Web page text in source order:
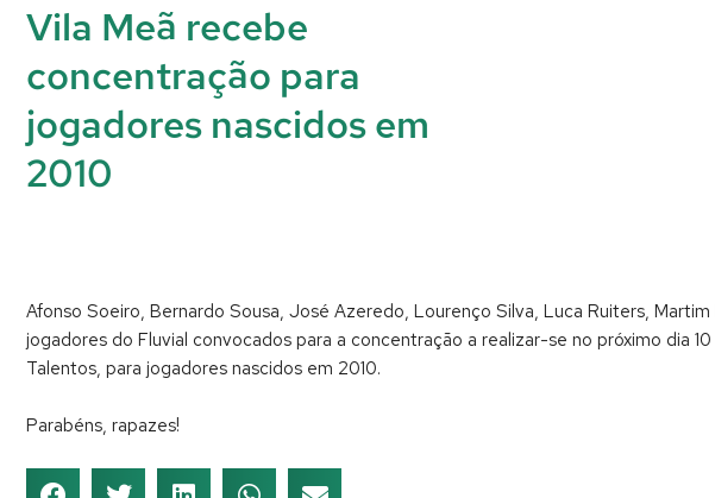
Vila Meã recebe
concentração para
jogadores nascidos em
2010
Afonso Soeiro, Bernardo Sousa, José Azeredo, Lourenço Silva, Luca Ruiters,
jogadores do Fluvial convocados para a concentração a realizar-se no próximo dia
Talentos, para jogadores nascidos em 2010.
Parabéns, rapazes!